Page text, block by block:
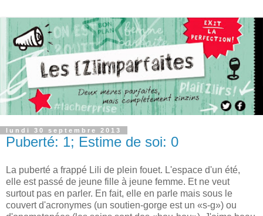
lundi 30 septembre 2013
Puberté: 1; Estime de soi: 0
La puberté a frappé Lili de plein fouet. L'espace d'un été,
elle est passé de jeune fille à jeune femme. Et ne veut
surtout pas en parler. En fait, elle en parle mais sous le
couvert d'acronymes (un soutien-gorge est un «s-g») ou